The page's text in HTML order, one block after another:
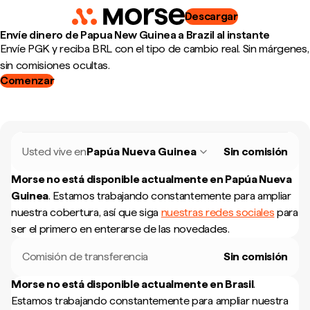
Descargar
Envíe dinero de Papua New Guinea a Brazil al instante
Envíe PGK y reciba BRL con el tipo de cambio real. Sin márgenes,
sin comisiones ocultas.
Comenzar
Usted vive enPapúa Nueva Guinea Sin comisión
Morse no está disponible actualmente en Papúa Nueva
Guinea. Estamos trabajando constantemente para ampliar
nuestra cobertura, así que siga nuestras redes sociales para
ser el primero en enterarse de las novedades.
Comisión de transferencia Sin comisión
Morse no está disponible actualmente en Brasil.
Estamos trabajando constantemente para ampliar nuestra